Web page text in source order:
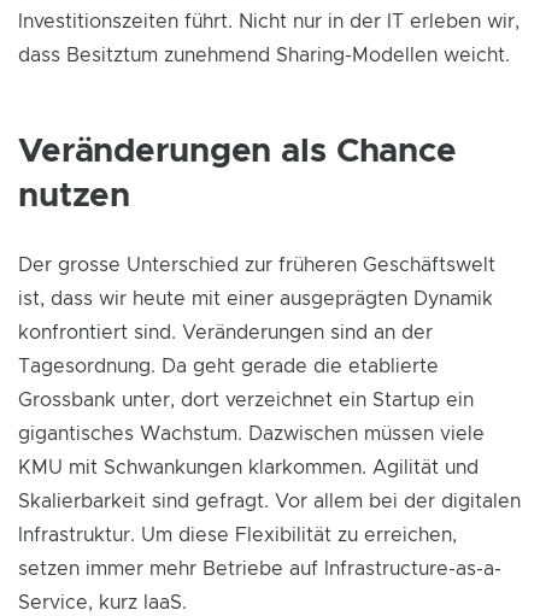
Investitionszeiten führt. Nicht nur in der IT erleben wir,
dass Besitztum zunehmend Sharing-Modellen weicht.
Veränderungen als Chance
nutzen
Der grosse Unterschied zur früheren Geschäftswelt
ist, dass wir heute mit einer ausgeprägten Dynamik
konfrontiert sind. Veränderungen sind an der
Tagesordnung. Da geht gerade die etablierte
Grossbank unter, dort verzeichnet ein Startup ein
gigantisches Wachstum. Dazwischen müssen viele
KMU mit Schwankungen klarkommen. Agilität und
Skalierbarkeit sind gefragt. Vor allem bei der digitalen
Infrastruktur. Um diese Flexibilität zu erreichen,
setzen immer mehr Betriebe auf Infrastructure-as-a-
Service, kurz IaaS.